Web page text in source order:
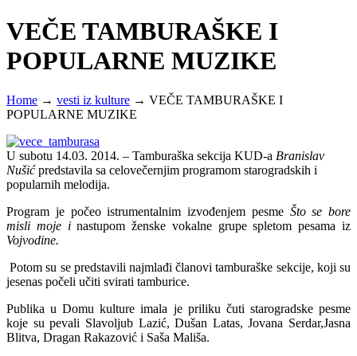
VEČE TAMBURAŠKE I
POPULARNE MUZIKE
Home → vesti iz kulture → VEČE TAMBURAŠKE I
POPULARNE MUZIKE
U subotu 14.03. 2014. – Tamburaška sekcija KUD-a Branislav
Nušićpredstavila sa celovečernjim programom starogradskih i
popularnih melodija.
Program je počeo istrumentalnim izvođenjem pesme Što se bore
misli moje inastupom ženske vokalne grupe spletom pesama iz
Vojvodine.
Potom su se predstavili najmlađi članovi tamburaške sekcije, koji su
jesenas počeli učiti svirati tamburice.
Publika u Domu kulture imala je priliku čuti starogradske pesme
koje su pevali Slavoljub Lazić, Dušan Latas, Jovana Serdar,Jasna
Blitva, Dragan Rakazović i Saša Mališa.